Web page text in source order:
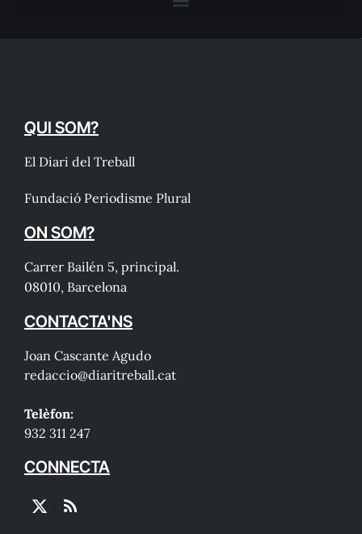
QUI SOM?
El Diari del Treball
Fundació Periodisme Plural
ON SOM?
Carrer Bailén 5, principal.
08010, Barcelona
CONTACTA'NS
Joan Cascante Agudo
redaccio@diaritreball.cat
Telèfon:
932 311 247
CONNECTA
X
RSS